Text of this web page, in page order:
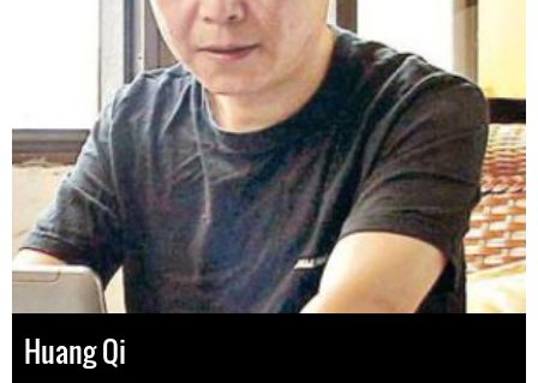
Huang Qi